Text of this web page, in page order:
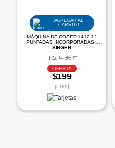
AGREGAR AL
CARRITO
MÁQUINA DE COSER 1412 12
PUNTADAS INCORPORADAS |
SINGER
PVP: 387
OFERTA
$199
[5189]